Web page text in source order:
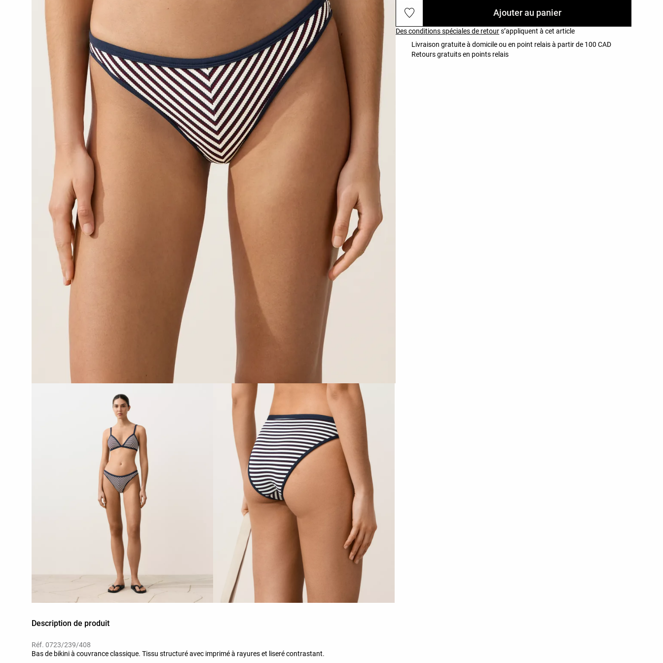
Description de produit
Réf. 0723/239/408
Bas de bikini à couvrance classique. Tissu structuré avec imprimé à rayures et liseré contrastant.
Ajouter au panier
Des conditions spéciales de retours’appliquent à cet article
Livraison gratuite à domicile ou en point relais à partir de 100 CAD
Retours gratuits en points relais